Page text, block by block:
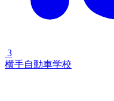
3
横手自動車学校